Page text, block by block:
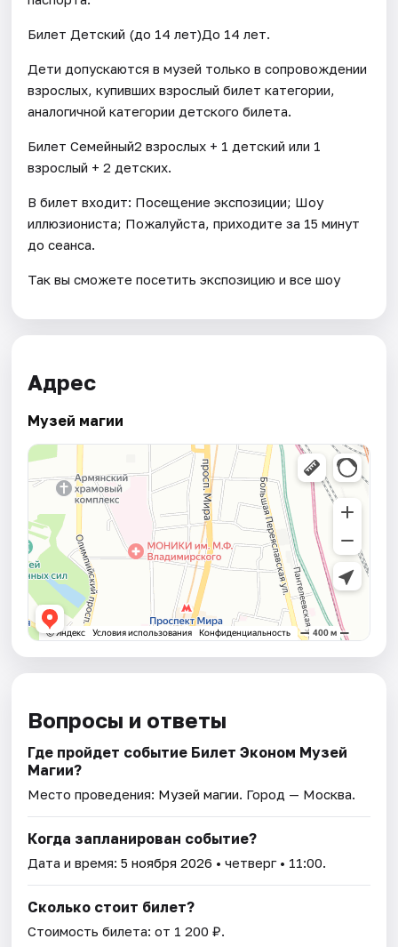
Билет Детский (до 14 лет)До 14 лет.
Дети допускаются в музей только в сопровождении
взрослых, купивших взрослый билет категории,
аналогичной категории детского билета.
Билет Семейный2 взрослых + 1 детский или 1
взрослый + 2 детских.
В билет входит: Посещение экспозиции; Шоу
иллюзиониста; Пожалуйста, приходите за 15 минут
до сеанса.
Так вы сможете посетить экспозицию и все шоу
Адрес
Музей магии
Вопросы и ответы
Где пройдет событие Билет Эконом Музей
Магии?
Место проведения: Музей магии. Город — Москва.
Когда запланирован событие?
Дата и время:5 ноября 2026 • четверг • 11:00.
Сколько стоит билет?
Стоимость билета: от 1 200 ₽.